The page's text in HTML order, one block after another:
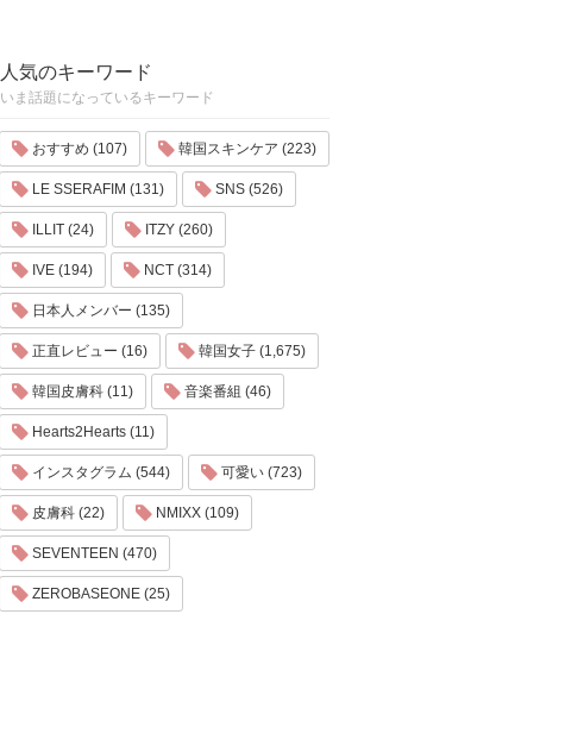
人気のキーワード
いま話題になっているキーワード
おすすめ (107) 韓国スキンケア (223)
LE SSERAFIM (131) SNS (526)
ILLIT (24) ITZY (260)
IVE (194) NCT (314)
日本人メンバー (135)
正直レビュー (16) 韓国女子 (1,675)
韓国皮膚科 (11) 音楽番組 (46)
Hearts2Hearts (11)
インスタグラム (544) 可愛い (723)
皮膚科 (22) NMIXX (109)
SEVENTEEN (470)
ZEROBASEONE (25)